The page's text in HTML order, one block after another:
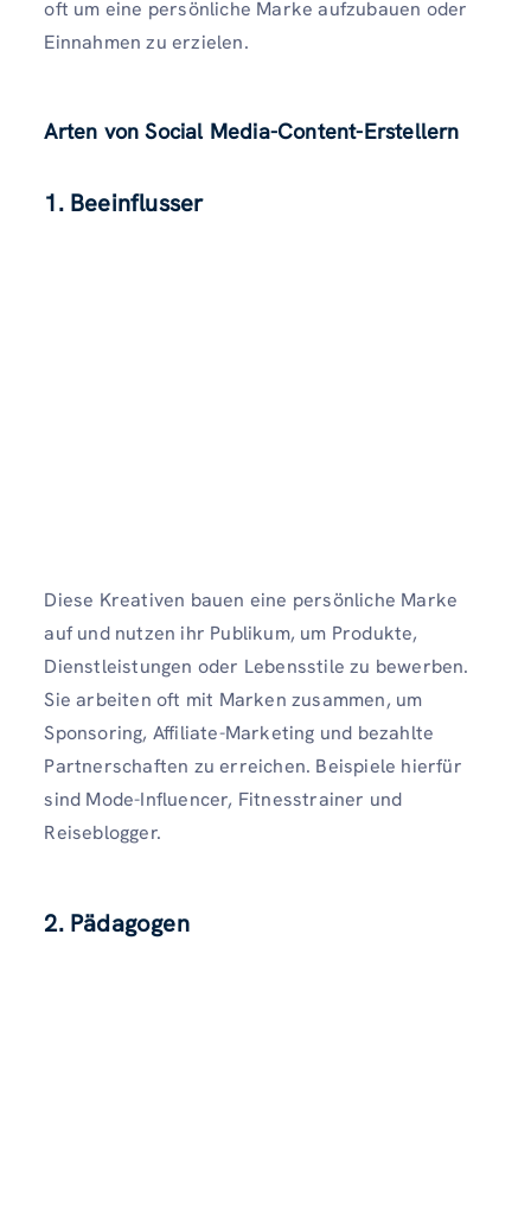
oft um eine persönliche Marke aufzubauen oder
Einnahmen zu erzielen.
Arten von Social Media-Content-Erstellern
1. Beeinflusser
Diese Kreativen bauen eine persönliche Marke
auf und nutzen ihr Publikum, um Produkte,
Dienstleistungen oder Lebensstile zu bewerben.
Sie arbeiten oft mit Marken zusammen, um
Sponsoring, Affiliate-Marketing und bezahlte
Partnerschaften zu erreichen. Beispiele hierfür
sind Mode-Influencer, Fitnesstrainer und
Reiseblogger.
2. Pädagogen